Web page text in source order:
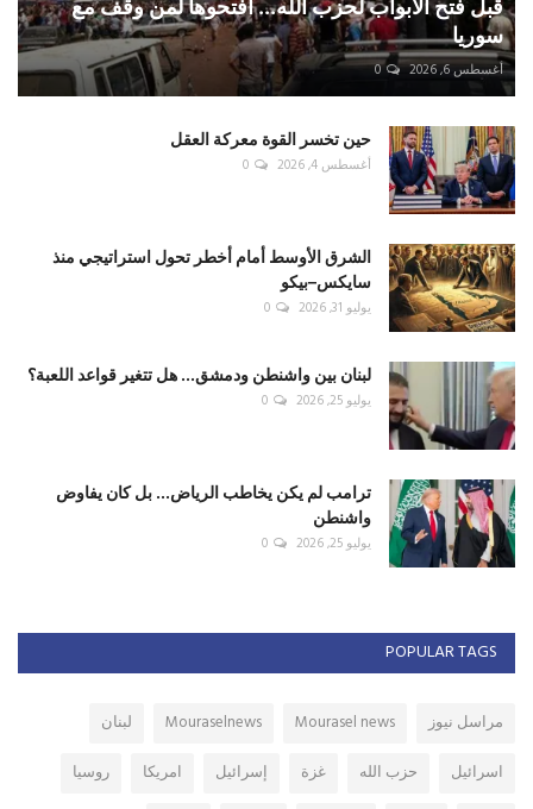
قبل فتح الأبواب لحزب الله... افتحوها لمن وقف مع
سوريا
أغسطس 6, 2026 0
حين تخسر القوة معركة العقل
أغسطس 4, 2026 0
الشرق الأوسط أمام أخطر تحول استراتيجي منذ
سايكس–بيكو
يوليو 31, 2026 0
لبنان بين واشنطن ودمشق... هل تتغير قواعد اللعبة؟
يوليو 25, 2026 0
ترامب لم يكن يخاطب الرياض... بل كان يفاوض
واشنطن
يوليو 25, 2026 0
POPULAR TAGS
مراسل نيوز Mourasel news
Mouraselnews
لبنان
اسرائيل
حزب الله غزة إسرائيل امريكا
روسيا